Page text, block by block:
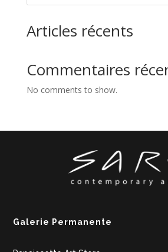
Articles récents
Commentaires
No comments to show.
Galerie Permanente